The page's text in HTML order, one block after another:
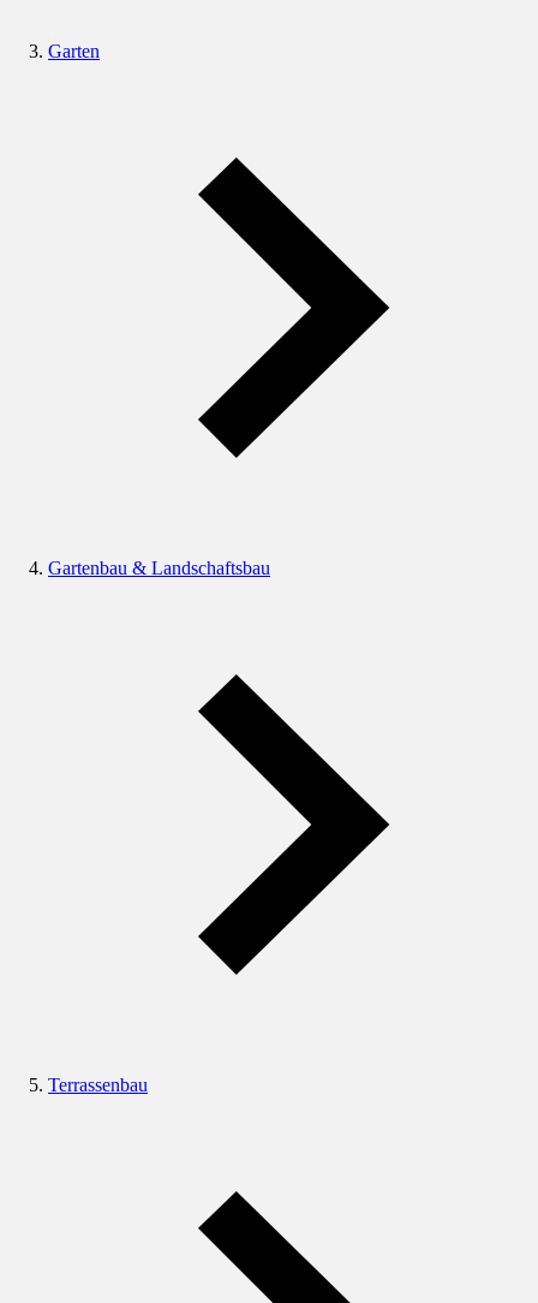
Garten
Gartenbau & Landschaftsbau
Terrassenbau